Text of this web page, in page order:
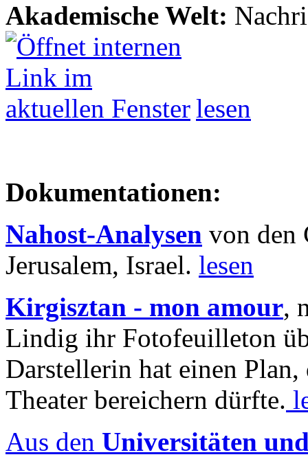
Akademische Welt:
lesen
Dokumentationen:
Nahost-Analysen von den
Jerusalem, Israel. lesen
Kirgisztan - mon amour,
Lindig ihr Fotofeuilleton
Darstellerin hat einen Plan,
Theater bereichern dürfte.
Aus den Universitäten